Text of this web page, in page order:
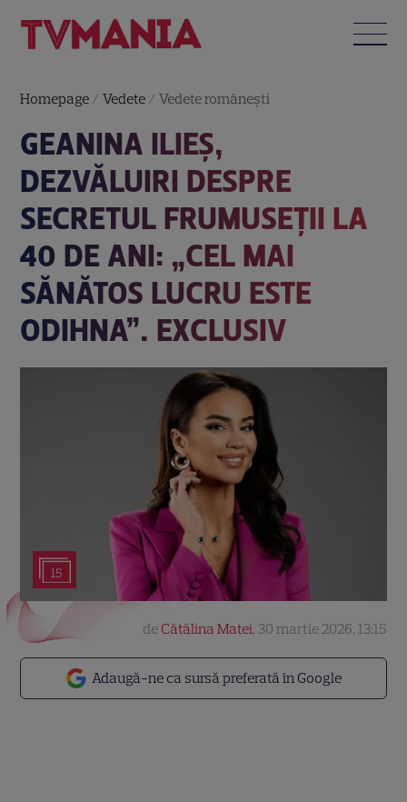
Homepage /Vedete /Vedete româneşti
GEANINA ILIEȘ,
DEZVĂLUIRI DESPRE
SECRETUL FRUMUSEȚII LA
40 DE ANI: „CEL MAI
SĂNĂTOS LUCRU ESTE
ODIHNA”. EXCLUSIV
15
Adaugă-ne ca sursă preferată în Google
de Cătălina Matei, 30 martie 2026, 13:15